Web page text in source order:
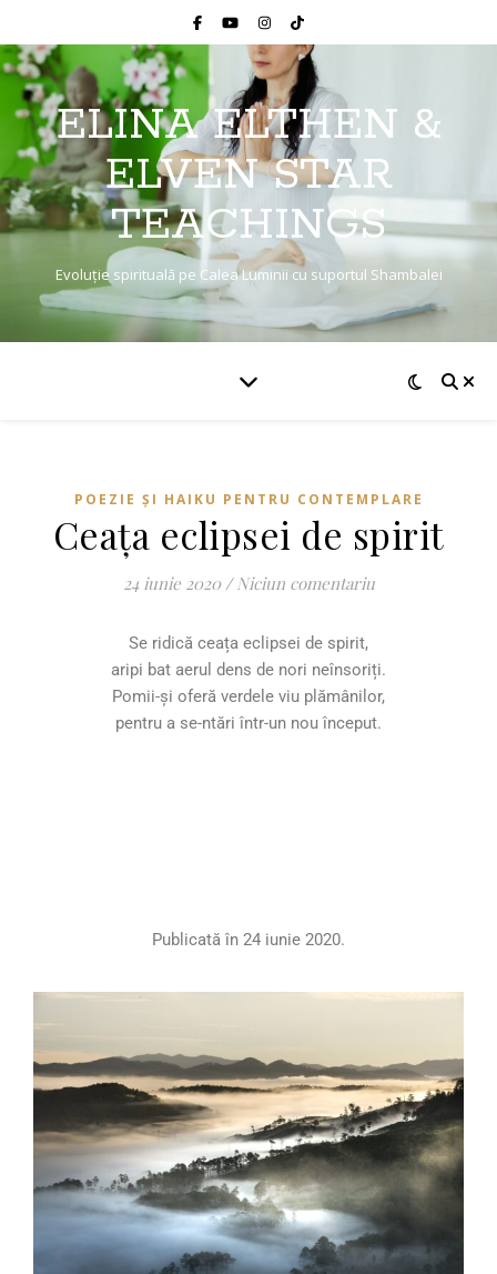
ELINA ELTHEN &
ELVEN STAR
TEACHINGS
Evoluție spirituală pe Calea Luminii cu suportul Shambalei
POEZIE ȘI HAIKU PENTRU CONTEMPLARE
Ceața eclipsei de spirit
24 iunie 2020 / Niciun comentariu
Se ridică ceața eclipsei de spirit,
aripi bat aerul dens de nori neînsoriți.
Pomii-și oferă verdele viu plămânilor,
pentru a se-ntări într-un nou început.
Publicată în 24 iunie 2020.